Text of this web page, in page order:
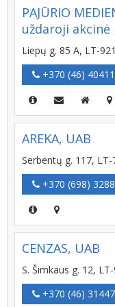
PAJŪRIO
uždaroji akcinė
Liepų g. 85 A, LT-
+370 (46)
AREKA, UAB
Serbentų g. 117, LT-
+370 (698)
CENZAS, UAB
S. Šimkaus g. 12,
+370 (46)